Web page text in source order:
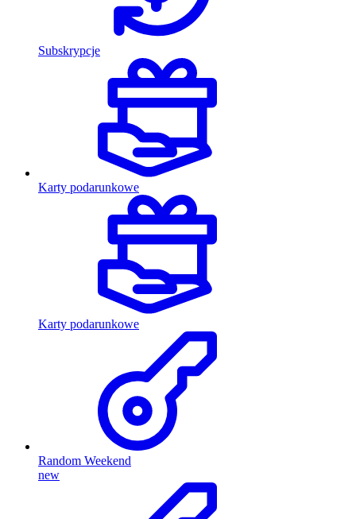
Subskrypcje
Karty podarunkowe
Karty podarunkowe
Random Weekend
new